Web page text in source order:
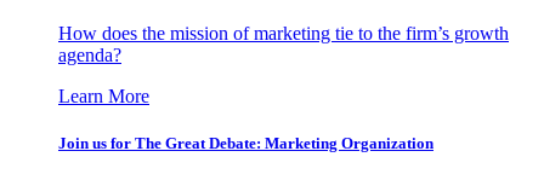
How does the mission of marketing tie to the firm’s growth
agenda?
Learn More
Join us for The Great Debate: Marketing Organization